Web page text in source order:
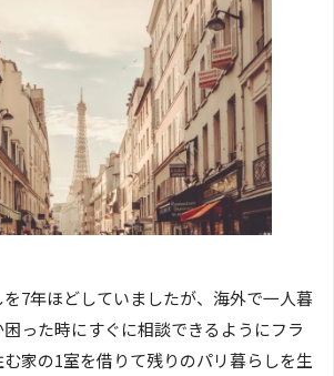
7年ほどしていましたが、海外で一人暮
った時にすぐに相談できるようにフラ
家の1室を借りて残りのパリ暮らしを生